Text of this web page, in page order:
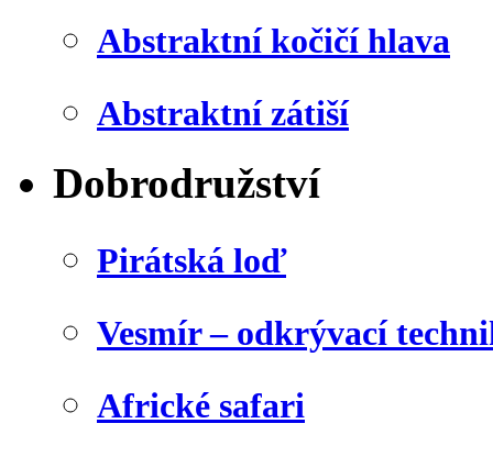
Abstraktní kočičí hlava
Abstraktní zátiší
Dobrodružství
Pirátská loď
Vesmír – odkrývací
Africké safari